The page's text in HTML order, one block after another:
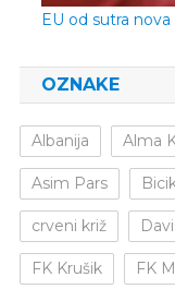
EU od sutra
OZNAKE
Albanija Alma
Asim Pars
crveni križ
FK Krušik FK